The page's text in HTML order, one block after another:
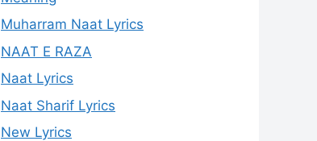
Muharram Naat Lyrics
NAAT E RAZA
Naat Lyrics
Naat Sharif Lyrics
New Lyrics